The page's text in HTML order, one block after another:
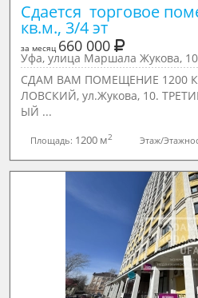
Сдается  торговое
кв.м., 3/4 эт
за месяц 660 000
Уфа, улица Маршала Жукова, 10
СДАМ ВАМ ПОМЕЩЕНИЕ 1200
ЛОВСКИЙ, ул.Жукова, 10.
ЫЙ ...
Площадь: 1200 м2 Этаж/